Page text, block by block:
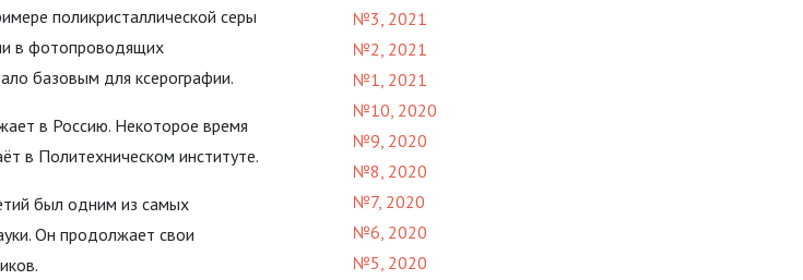
поликристаллической серы
в фотопроводящих
базовым для ксерографии.
в Россию. Некоторое время
в Политехническом институте.
был одним из самых
Он продолжает свои
№3, 2021
№2, 2021
№1, 2021
№10, 2020
№9, 2020
№8, 2020
№7, 2020
№6, 2020
№5, 2020